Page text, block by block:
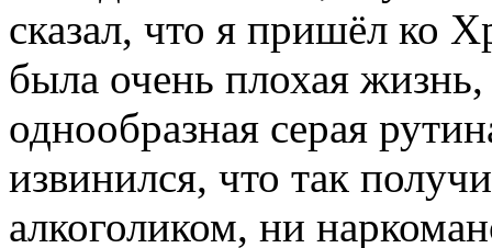
сказал, что я пришёл ко
была очень плохая
однообразная серая
извинился, что так
алкоголиком, ни